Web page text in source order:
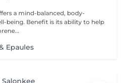
a mind-balanced, body-
ability to help
Epaules